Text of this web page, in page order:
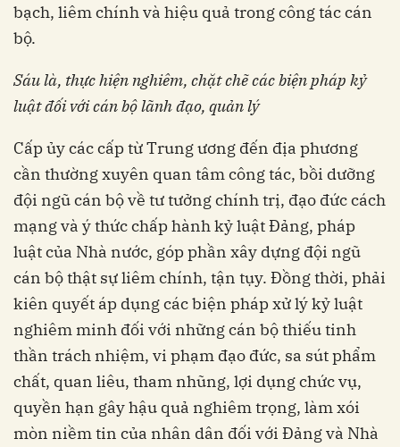
bạch, liêm chính và hiệu quả trong công tác cán
bộ.
Sáu là, thực hiện nghiêm, chặt chẽ các biện pháp kỷ
luật đối với cán bộ lãnh đạo, quản lý
Cấp ủy các cấp từ Trung ương đến địa phương
cần thường xuyên quan tâm công tác, bồi dưỡng
đội ngũ cán bộ về tư tưởng chính trị, đạo đức cách
mạng và ý thức chấp hành kỷ luật Đảng, pháp
luật của Nhà nước, góp phần xây dựng đội ngũ
cán bộ thật sự liêm chính, tận tụy. Đồng thời, phải
kiên quyết áp dụng các biện pháp xử lý kỷ luật
nghiêm minh đối với những cán bộ thiếu tinh
thần trách nhiệm, vi phạm đạo đức, sa sút phẩm
chất, quan liêu, tham nhũng, lợi dụng chức vụ,
quyền hạn gây hậu quả nghiêm trọng, làm xói
mòn niềm tin của nhân dân đối với Đảng và Nhà